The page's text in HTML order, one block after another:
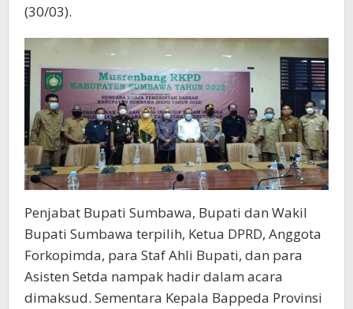
(30/03).
Penjabat Bupati Sumbawa, Bupati dan Wakil
Bupati Sumbawa terpilih, Ketua DPRD, Anggota
Forkopimda, para Staf Ahli Bupati, dan para
Asisten Setda nampak hadir dalam acara
dimaksud. Sementara Kepala Bappeda Provinsi